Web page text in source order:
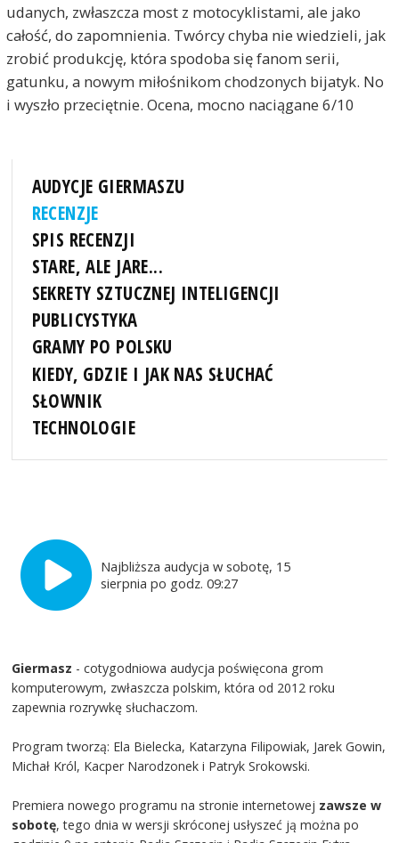
udanych, zwłaszcza most z motocyklistami, ale jako
całość, do zapomnienia. Twórcy chyba nie wiedzieli, jak
zrobić produkcję, która spodoba się fanom serii,
gatunku, a nowym miłośnikom chodzonych bijatyk. No
i wyszło przeciętnie. Ocena, mocno naciągane 6/10
AUDYCJE GIERMASZU
RECENZJE
SPIS RECENZJI
STARE, ALE JARE...
SEKRETY SZTUCZNEJ INTELIGENCJI
PUBLICYSTYKA
GRAMY PO POLSKU
KIEDY, GDZIE I JAK NAS SŁUCHAĆ
SŁOWNIK
TECHNOLOGIE
Najbliższa audycja w sobotę, 15
sierpnia po godz. 09:27
Giermasz - cotygodniowa audycja poświęcona grom
komputerowym, zwłaszcza polskim, która od 2012 roku
zapewnia rozrywkę słuchaczom.
Program tworzą: Ela Bielecka, Katarzyna Filipowiak, Jarek Gowin,
Michał Król, Kacper Narodzonek i Patryk Srokowski.
Premiera nowego programu na stronie internetowej zawsze w
sobotę, tego dnia w wersji skróconej usłyszeć ją można po